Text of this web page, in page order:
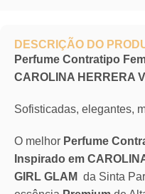
DESCRIÇÃO DO
Perfume Contratipo
CAROLINA HERRERA
Sofisticadas, elegantes,
O melhor Perfume
Inspirado em
GIRL GLAM da Sinta